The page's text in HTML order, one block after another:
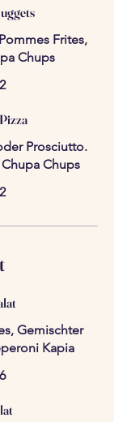
Frites,
Chups
Prosciutto.
Chups
Gemischter
Kapia